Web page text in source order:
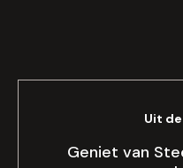
Geniet van
Uit